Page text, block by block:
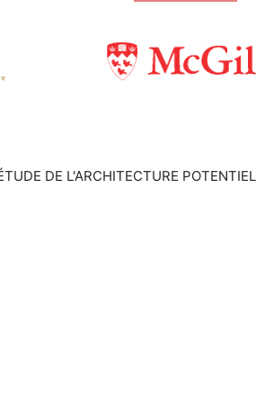
DE L'ARCHITECTURE